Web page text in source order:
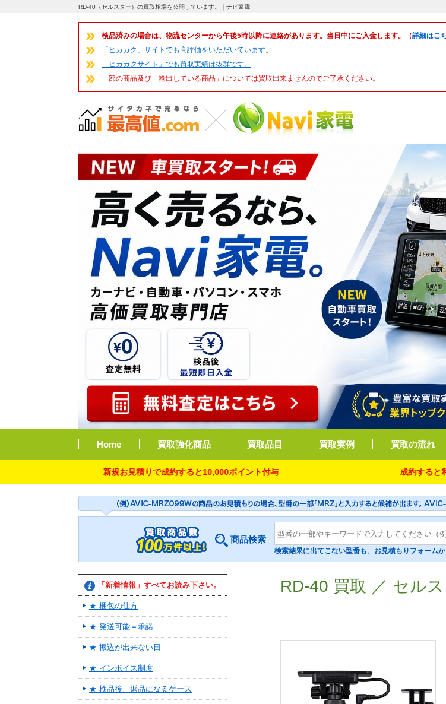
RD-40（セルスター）の買取相場を公開しています。｜ナビ家電
検品済みの場合は、物流センターから午後5時以降に連絡があります。当日中にご入金します。（詳細はこ
「ヒカカク」サイトでも高評価をいただいています。
「ヒカカクサイト」でも買取実績は抜群です。
一部の商品及び「輸出している商品」については買取出来ませんのでご了承ください。
Home 買取強化商品 買取品目 買取実例 買取の流れ
新規お見積りで成約すると10,000ポイント付与 成約すると利益の
商品検索
検索結果に出てこない型番も、お見積もりフォームか
RD-40 買取 ／ セル
「新着情報」すべてお読み下さい。
★ 梱包の仕方
★ 発送可能＝承諾
★ 振込が出来ない日
★ インボイス制度
★ 検品後、返品になるケース